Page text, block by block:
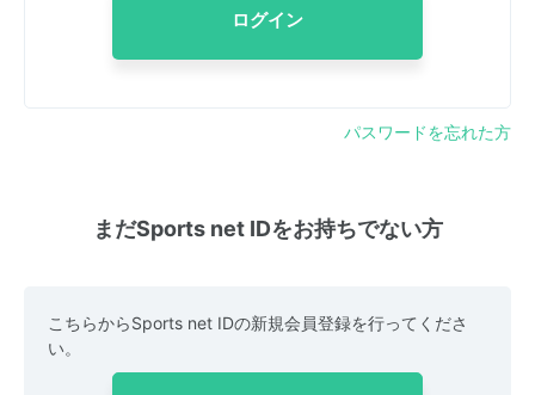
ログイン
パスワードを忘れた方
まだSports net IDをお持ちでない方
こちらからSports net IDの新規会員登録を行ってくださ
い。